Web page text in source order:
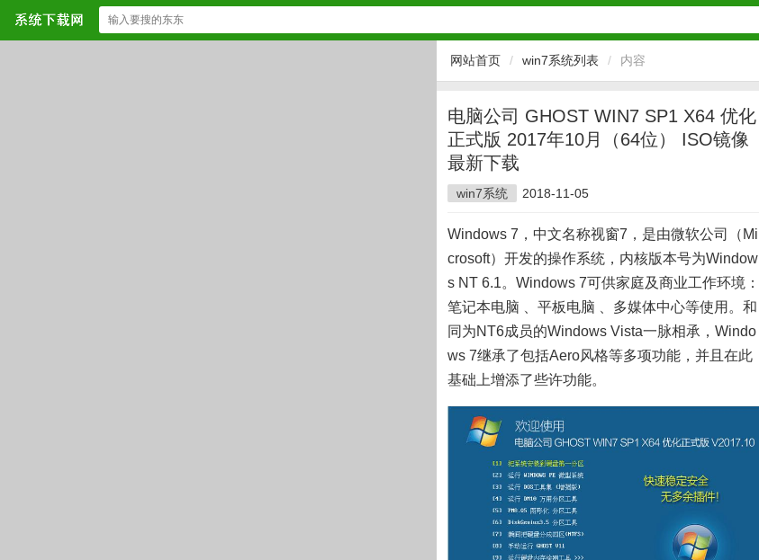
网站首页 / win7系统列表 / 内容
电脑公司 GHOST WIN7 SP1 X64 优化
正式版 2017年10月（64位） ISO镜像
最新下载
win7系统 2018-11-05
Windows 7，中文名称视窗7，是由微软公司（Mi
crosoft）开发的操作系统，内核版本号为Window
s NT 6.1。Windows 7可供家庭及商业工作环境：
笔记本电脑 、平板电脑 、多媒体中心等使用。和
同为NT6成员的Windows Vista一脉相承，Windo
ws 7继承了包括Aero风格等多项功能，并且在此
基础上增添了些许功能。